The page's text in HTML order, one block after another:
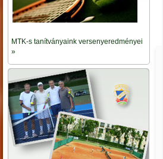
MTK-s tanítványaink versenyeredményei
»